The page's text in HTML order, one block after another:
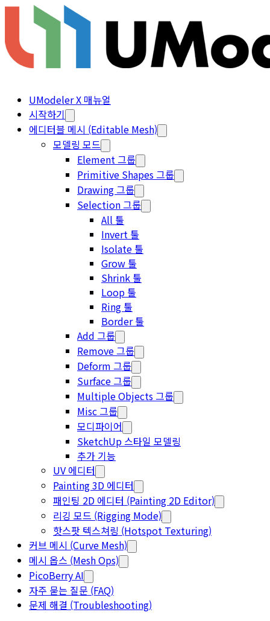
UModeler X 매뉴얼
시작하기
에디터블 메시 (Editable Mesh)
모델링 모드
Element 그룹
Primitive Shapes 그룹
Drawing 그룹
Selection 그룹
All 툴
Invert 툴
Isolate 툴
Grow 툴
Shrink 툴
Loop 툴
Ring 툴
Border 툴
Add 그룹
Remove 그룹
Deform 그룹
Surface 그룹
Multiple Objects 그룹
Misc 그룹
모디파이어
SketchUp 스타일 모델링
추가 기능
UV 에디터
Painting 3D 에디터
패인팅 2D 에디터 (Painting 2D Editor)
리깅 모드 (Rigging Mode)
핫스팟 텍스쳐링 (Hotspot Texturing)
커브 메시 (Curve Mesh)
메시 옵스 (Mesh Ops)
PicoBerry AI
자주 묻는 질문 (FAQ)
문제 해결 (Troubleshooting)